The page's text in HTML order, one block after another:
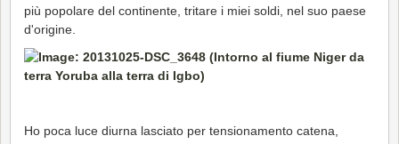
più popolare del continente, tritare i miei soldi, nel suo paese
d'origine.
Ho poca luce diurna lasciato per tensionamento catena,